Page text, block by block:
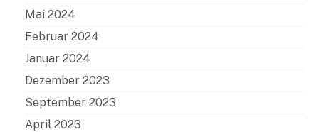
Mai 2024
Februar 2024
Januar 2024
Dezember 2023
September 2023
April 2023